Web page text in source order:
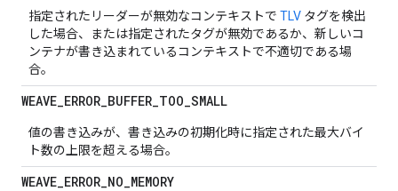
指定されたリーダーが無効なコンテキストで TLV タグを検出
した場合、または指定されたタグが無効であるか、新しいコ
ンテナが書き込まれているコンテキストで不適切である場
合。
WEAVE_ERROR_BUFFER_TOO_SMALL
値の書き込みが、書き込みの初期化時に指定された最大バイ
ト数の上限を超える場合。
WEAVE_ERROR_NO_MEMORY